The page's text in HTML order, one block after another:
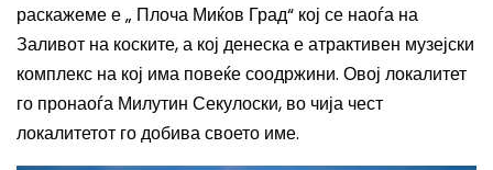
раскажеме е „ Плоча Миќов Град“ кој се наоѓа на
Заливот на коските, а кој денеска е атрактивен музејски
комплекс на кој има повеќе соодржини. Овој локалитет
го пронаоѓа Милутин Секулоски, во чија чест
локалитетот го добива своето име.